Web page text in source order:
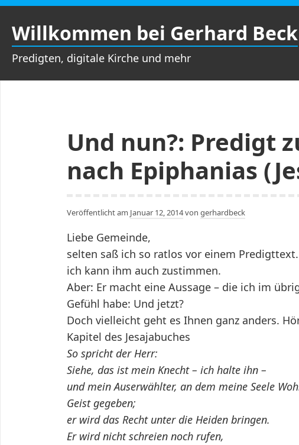
Zum
Inhalt
springen
Willkommen bei Gerhard Beck
Predigten, digitale Kirche und mehr
Und nun?: Predigt
nach Epiphanias
Veröffentlicht am Januar 12, 2014von gerhardbeck
Liebe Gemeinde,
selten saß ich so ratlos vor einem
ich kann ihm auch zustimmen.
Aber: Er macht eine Aussage – die ich im
Gefühl habe: Und jetzt?
Doch vielleicht geht es Ihnen ganz anders.
Kapitel des Jesajabuches
So spricht der Herr:
Siehe, das ist mein Knecht – ich halte ihn –
und mein Auserwählter, an dem meine Seele
Geist gegeben;
er wird das Recht unter die Heiden bringen.
Er wird nicht schreien noch rufen,